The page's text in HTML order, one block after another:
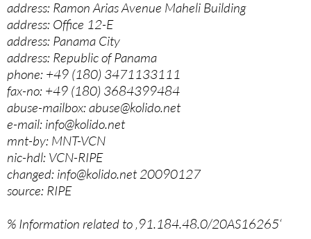
address: Ramon Arias Avenue Maheli Building
address: Office 12-E
address: Panama City
address: Republic of Panama
phone: +49 (180) 3471133111
fax-no: +49 (180) 3684399484
abuse-mailbox: abuse@kolido.net
e-mail: info@kolido.net
mnt-by: MNT-VCN
nic-hdl: VCN-RIPE
changed: info@kolido.net 20090127
source: RIPE
% Information related to ‚91.184.48.0/20AS16265‘